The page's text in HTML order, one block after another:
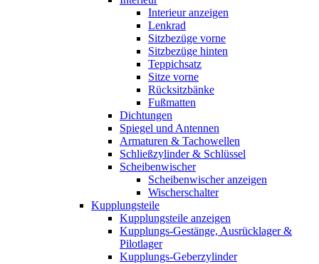
Interieur anzeigen
Lenkrad
Sitzbezüge vorne
Sitzbezüge hinten
Teppichsatz
Sitze vorne
Rücksitzbänke
Fußmatten
Dichtungen
Spiegel und Antennen
Armaturen & Tachowellen
Schließzylinder & Schlüssel
Scheibenwischer
Scheibenwischer anzeigen
Wischerschalter
Kupplungsteile
Kupplungsteile anzeigen
Kupplungs-Gestänge, Ausrücklager &
Pilotlager
Kupplungs-Geberzylinder